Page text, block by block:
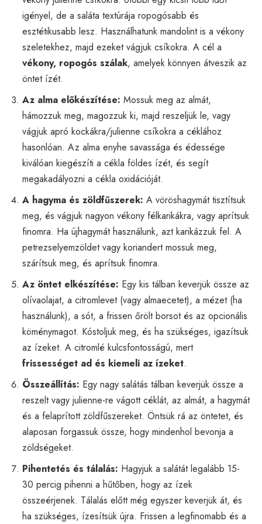
igényel, de a saláta textúrája ropogósabb és
esztétikusabb lesz. Használhatunk mandolint is a vékony
szeletekhez, majd ezeket vágjuk csíkokra. A cél a
vékony, ropogós szálak, amelyek könnyen átveszik az
öntet ízét.
Az alma előkészítése: Mossuk meg az almát,
hámozzuk meg, magozzuk ki, majd reszeljük le, vagy
vágjuk apró kockákra/julienne csíkokra a céklához
hasonlóan. Az alma enyhe savassága és édessége
kiválóan kiegészíti a cékla földes ízét, és segít
megakadályozni a cékla oxidációját.
A hagyma és zöldfűszerek: A vöröshagymát tisztítsuk
meg, és vágjuk nagyon vékony félkarikákra, vagy aprítsuk
finomra. Ha újhagymát használunk, azt karikázzuk fel. A
petrezselyemzöldet vagy koriandert mossuk meg,
szárítsuk meg, és aprítsuk finomra.
Az öntet elkészítése: Egy kis tálban keverjük össze az
olívaolajat, a citromlevet (vagy almaecetet), a mézet (ha
használunk), a sót, a frissen őrölt borsot és az opcionális
köménymagot. Kóstoljuk meg, és ha szükséges, igazítsuk
az ízeket. A citromlé kulcsfontosságú, mert
frissességet ad és kiemeli az ízeket.
Összeállítás: Egy nagy salátás tálban keverjük össze a
reszelt vagy julienne-re vágott céklát, az almát, a hagymát
és a felaprított zöldfűszereket. Öntsük rá az öntetet, és
alaposan forgassuk össze, hogy mindenhol bevonja a
zöldségeket.
Pihentetés és tálalás: Hagyjuk a salátát legalább 15-
30 percig pihenni a hűtőben, hogy az ízek
összeérjenek. Tálalás előtt még egyszer keverjük át, és
ha szükséges, ízesítsük újra. Frissen a legfinomabb és a